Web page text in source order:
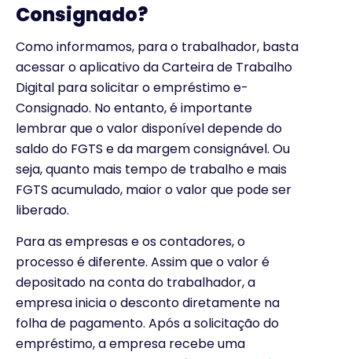
Consignado?
Como informamos, para o trabalhador, basta
acessar o aplicativo da Carteira de Trabalho
Digital para solicitar o empréstimo e-
Consignado. No entanto, é importante
lembrar que o valor disponível depende do
saldo do FGTS e da margem consignável. Ou
seja, quanto mais tempo de trabalho e mais
FGTS acumulado, maior o valor que pode ser
liberado.
Para as empresas e os contadores, o
processo é diferente. Assim que o valor é
depositado na conta do trabalhador, a
empresa inicia o desconto diretamente na
folha de pagamento. Após a solicitação do
empréstimo, a empresa recebe uma